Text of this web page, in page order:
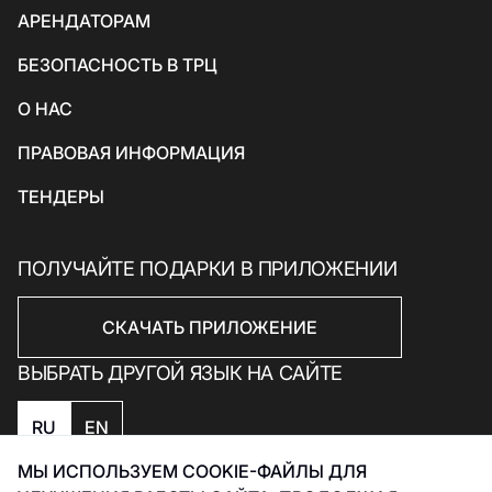
МЫ ИСПОЛЬЗУЕМ COOKIE-ФАЙЛЫ ДЛЯ
Товары для спорта и отдыха
Электроника, книги и бытовая техника
Товары для дома
Подарки и сувениры
АРЕНДАТОРАМ
БЕЗОПАСНОСТЬ В ТРЦ
О НАС
ПРАВОВАЯ ИНФОРМАЦИЯ
ТЕНДЕРЫ
ПОЛУЧАЙТЕ ПОДАРКИ В ПРИЛОЖЕНИИ
СКАЧАТЬ ПРИЛОЖЕНИЕ
ВЫБРАТЬ ДРУГОЙ ЯЗЫК НА САЙТЕ
RU EN